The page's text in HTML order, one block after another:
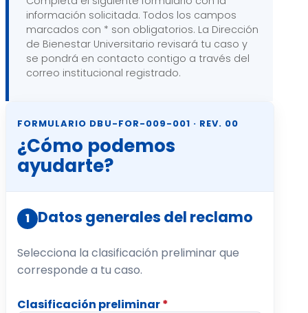
información solicitada. Todos los campos
marcados con * son obligatorios. La Dirección
de Bienestar Universitario revisará tu caso y
se pondrá en contacto contigo a través del
correo institucional registrado.
FORMULARIO DBU-FOR-009-001 · REV. 00
¿Cómo podemos
ayudarte?
1 Datos generales del reclamo
Selecciona la clasificación preliminar que
corresponde a tu caso.
Clasificación preliminar*